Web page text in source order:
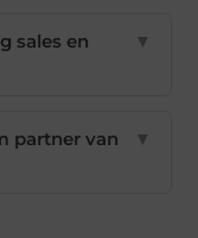
sales en
▼
partner van
▼